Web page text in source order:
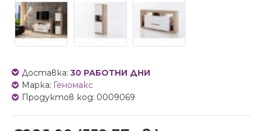
Доставка: 30 РАБОТНИ ДНИ
Марка: Геномакс
Продуктов код: 0009069